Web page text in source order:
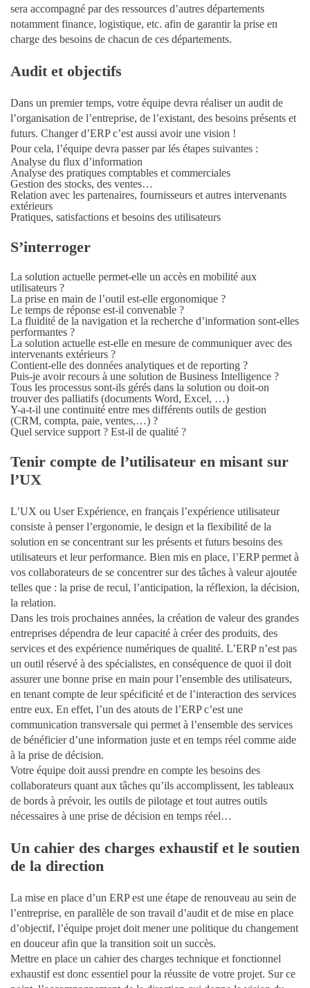
sera accompagné par des ressources d’autres départements
notamment finance, logistique, etc. afin de garantir la prise en
charge des besoins de chacun de ces départements.
Audit et objectifs
Dans un premier temps, votre équipe devra réaliser un audit de
l’organisation de l’entreprise, de l’existant, des besoins présents et
futurs. Changer d’ERP c’est aussi avoir une vision !
Pour cela, l’équipe devra passer par lés étapes suivantes :
Analyse du flux d’information
Analyse des pratiques comptables et commerciales
Gestion des stocks, des ventes…
Relation avec les partenaires, fournisseurs et autres intervenants
extérieurs
Pratiques, satisfactions et besoins des utilisateurs
S’interroger
La solution actuelle permet-elle un accès en mobilité aux
utilisateurs ?
La prise en main de l’outil est-elle ergonomique ?
Le temps de réponse est-il convenable ?
La fluidité de la navigation et la recherche d’information sont-elles
performantes ?
La solution actuelle est-elle en mesure de communiquer avec des
intervenants extérieurs ?
Contient-elle des données analytiques et de reporting ?
Puis-je avoir recours à une solution de Business Intelligence ?
Tous les processus sont-ils gérés dans la solution ou doit-on
trouver des palliatifs (documents Word, Excel, …)
Y-a-t-il une continuité entre mes différents outils de gestion
(CRM, compta, paie, ventes,…) ?
Quel service support ? Est-il de qualité ?
Tenir compte de l’utilisateur en misant sur
l’UX
L’UX ou User Expérience, en français l’expérience utilisateur
consiste à penser l’ergonomie, le design et la flexibilité de la
solution en se concentrant sur les présents et futurs besoins des
utilisateurs et leur performance. Bien mis en place, l’ERP permet à
vos collaborateurs de se concentrer sur des tâches à valeur ajoutée
telles que : la prise de recul, l’anticipation, la réflexion, la décision,
la relation.
Dans les trois prochaines années, la création de valeur des grandes
entreprises dépendra de leur capacité à créer des produits, des
services et des expérience numériques de qualité. L’ERP n’est pas
un outil réservé à des spécialistes, en conséquence de quoi il doit
assurer une bonne prise en main pour l’ensemble des utilisateurs,
en tenant compte de leur spécificité et de l’interaction des services
entre eux. En effet, l’un des atouts de l’ERP c’est une
communication transversale qui permet à l’ensemble des services
de bénéficier d’une information juste et en temps réel comme aide
à la prise de décision.
Votre équipe doit aussi prendre en compte les besoins des
collaborateurs quant aux tâches qu’ils accomplissent, les tableaux
de bords à prévoir, les outils de pilotage et tout autres outils
nécessaires à une prise de décision en temps réel…
Un cahier des charges exhaustif et le soutien
de la direction
La mise en place d’un ERP est une étape de renouveau au sein de
l’entreprise, en parallèle de son travail d’audit et de mise en place
d’objectif, l’équipe projet doit mener une politique du changement
en douceur afin que la transition soit un succès.
Mettre en place un cahier des charges technique et fonctionnel
exhaustif est donc essentiel pour la réussite de votre projet. Sur ce